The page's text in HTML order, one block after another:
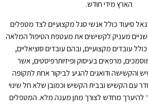
הארץ מידי חודש.
סיעוד כולל אנשי סגל מקצועיים לצד מטפלים
השניים מעניק לקשישים את מעטפת הטיפול המלאה
עובדים מקצועיים, ובהם עובדים סוציאליים,
מרפאים בעיסוק ופיזיותרפיסטים, אשר
והקשישה ודואגים להגיע לביקור אחת לתקופה
עם הקשיש ובבית הקשיש וכמובן שלא חל שינוי
להיערך מחדש לצורך מתן מענה מלא. המטפלים